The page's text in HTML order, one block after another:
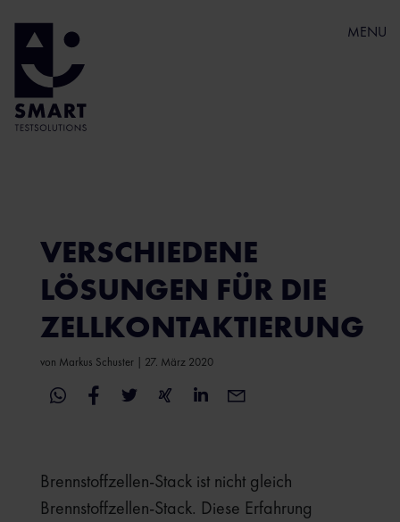
MENU
VERSCHIEDENE
LÖSUNGEN FÜR DIE
ZELLKONTAKTIERUNG
von Markus Schuster | 27. März 2020
Brennstoffzellen-Stack ist nicht gleich
Brennstoffzellen-Stack. Diese Erfahrung